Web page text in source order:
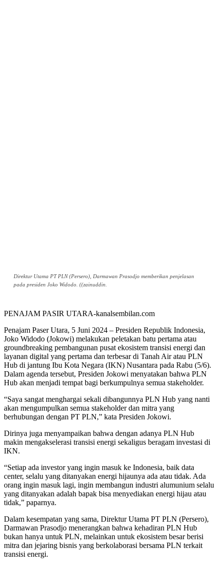
Direktur Utama PT PLN (Persero), Darmawan Prasodjo memberikan penjelasan
pada presiden Joko Widodo. ((zainuddin.
PENAJAM PASIR UTARA-kanalsembilan.com
Penajam Paser Utara, 5 Juni 2024 – Presiden Republik Indonesia,
Joko Widodo (Jokowi) melakukan peletakan batu pertama atau
groundbreaking pembangunan pusat ekosistem transisi energi dan
layanan digital yang pertama dan terbesar di Tanah Air atau PLN
Hub di jantung Ibu Kota Negara (IKN) Nusantara pada Rabu (5/6).
Dalam agenda tersebut, Presiden Jokowi menyatakan bahwa PLN
Hub akan menjadi tempat bagi berkumpulnya semua stakeholder.
“Saya sangat menghargai sekali dibangunnya PLN Hub yang nanti
akan mengumpulkan semua stakeholder dan mitra yang
berhubungan dengan PT PLN,” kata Presiden Jokowi.
Dirinya juga menyampaikan bahwa dengan adanya PLN Hub
makin mengakselerasi transisi energi sekaligus beragam investasi di
IKN.
“Setiap ada investor yang ingin masuk ke Indonesia, baik data
center, selalu yang ditanyakan energi hijaunya ada atau tidak. Ada
orang ingin masuk lagi, ingin membangun industri alumunium selalu
yang ditanyakan adalah bapak bisa menyediakan energi hijau atau
tidak,” paparnya.
Dalam kesempatan yang sama, Direktur Utama PT PLN (Persero),
Darmawan Prasodjo menerangkan bahwa kehadiran PLN Hub
bukan hanya untuk PLN, melainkan untuk ekosistem besar berisi
mitra dan jejaring bisnis yang berkolaborasi bersama PLN terkait
transisi energi.